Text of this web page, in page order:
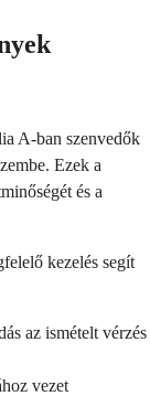
A-ban szenvedők
Ezek a
és a
kezelés segít
az ismételt vérzés
vezet